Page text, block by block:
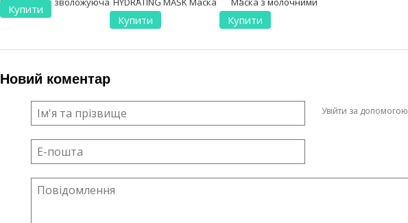
Купити
Купити Купити
Новий коментар
Увійти за допомогою